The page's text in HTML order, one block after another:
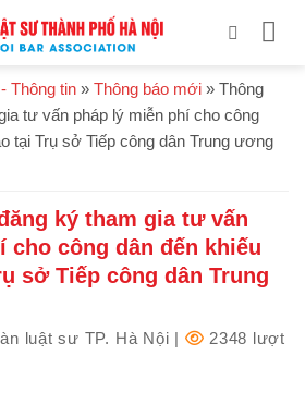
Thông tin » Thông báo mới » Thông
tư vấn pháp lý miễn phí cho công
tại Trụ sở Tiếp công dân Trung ương
ký tham gia tư vấn
cho công dân đến khiếu
sở Tiếp công dân Trung
luật sư TP. Hà Nội |
2348 lượt